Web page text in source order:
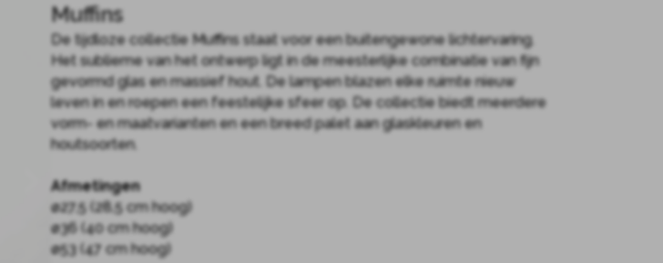
Muffins
De tijdloze collectie Muffins staat voor een buitengewone lichtervaring.
Het sublieme van het ontwerp ligt in de meesterlijke combinatie van fijn
gevormd glas en massief hout. De lampen blazen elke ruimte nieuw
leven in en roepen een feestelijke sfeer op. De collectie biedt meerdere
vorm- en maatvarianten en een breed palet aan glaskleuren en
houtsoorten.
Afmetingen
ø27,5 (28,5 cm hoog)
ø36 (40 cm hoog)
ø53 (47 cm hoog)